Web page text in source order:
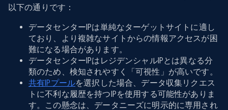
以下の通りです：
データセンターIPは単純なターゲットサイトに適し
ており、より複雑なサイトからの情報アクセスが困
難になる場合があります。
データセンターIPはレジデンシャルIPとは異なる分
類のため、検知されやすく「可視性」が高いです。
共有IPプールを選択した場合、データ収集リクエス
トに不利な履歴を持つIPを使用する可能性がありま
す。この懸念は、データニーズに明示的に専用され